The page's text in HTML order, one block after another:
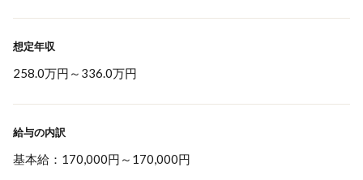
想定年収
258.0万円 ～ 336.0万円
給与の内訳
基本給：170,000円～170,000円